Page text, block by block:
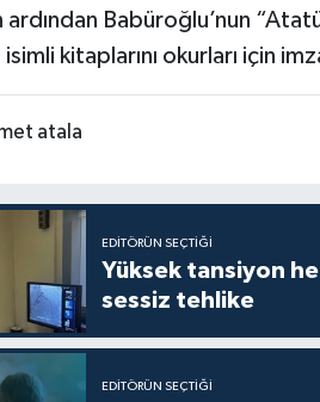
ardından Babüroğlu’nun
kitaplarını okurları için
atala
EDITÖRÜN SEÇTIĞI
Yüksek tansiyon
sessiz tehlike
EDITÖRÜN SEÇTIĞI